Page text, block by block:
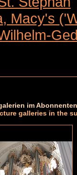
Macy's
im
galleries in the